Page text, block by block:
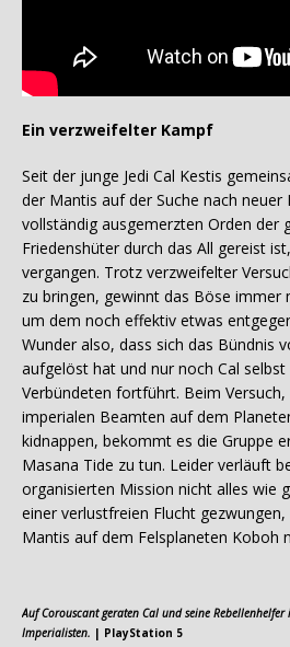
Ein verzweifelter Kampf
Seit der junge Jedi Cal Kestis
der Mantis auf der Suche nach
vollständig ausgemerzten Orden der
Friedenshüter durch das All gereist
vergangen. Trotz verzweifelter
zu bringen, gewinnt das Böse immer
um dem noch effektiv etwas
Wunder also, dass sich das Bündnis
aufgelöst hat und nur noch Cal
Verbündeten fortführt. Beim
imperialen Beamten auf dem
kidnappen, bekommt es die Gruppe
Masana Tide zu tun. Leider verläuft
organisierten Mission nicht alles wie
einer verlustfreien Flucht
Mantis auf dem Felsplaneten Koboh
Auf Corouscant geraten Cal und seine
Imperialisten. | PlayStation 5